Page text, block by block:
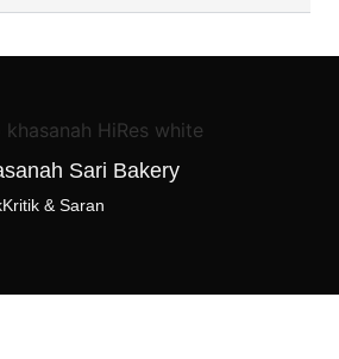
Sari Bakery
Kritik & Saran